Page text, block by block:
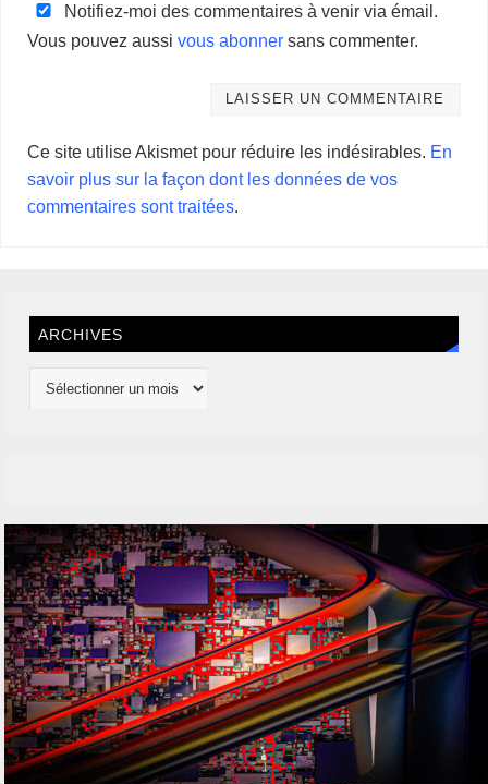
Notifiez-moi des commentaires à venir via émail.
Vous pouvez aussivous abonner sans commenter.
Ce site utilise Akismet pour réduire les indésirables. En
savoir plus sur la façon dont les données de vos
commentaires sont traitées.
ARCHIVES